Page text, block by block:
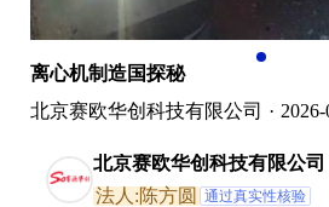
离心机制造国探秘
北京赛欧华创科技有限公司 ·
北京赛欧华创科技有限公司
法人:陈方圆
通过真实性核验